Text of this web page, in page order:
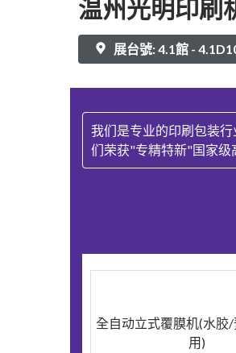
温州光明印刷
展台號: 4.1館 -
我们是专业的印刷包装
们荣获"专精特新"国家级
全自动立式覆膜机(水胶
用)